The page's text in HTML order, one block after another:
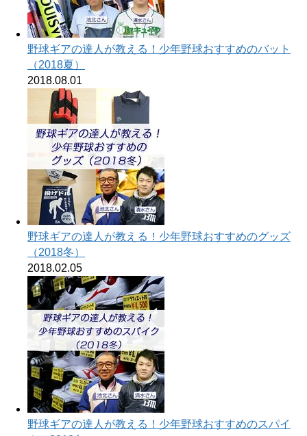
野球ギアの達人が教える！少年野球おすすめのバット
（2018夏）
2018.08.01
野球ギアの達人が教える！少年野球おすすめのグッズ
（2018冬）
2018.02.05
野球ギアの達人が教える！少年野球おすすめのスパイ